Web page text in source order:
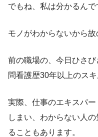
でもね、私は分かるんで
モノがわからないから
前の職場の、今日ひさ
問看護歴30年以上のスキ
実際、仕事のエキスパ
しまい、わからない人
ることもあります。